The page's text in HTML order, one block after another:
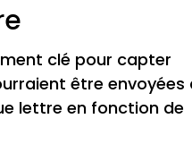
clé pour capter
être envoyées
lettre en fonction de